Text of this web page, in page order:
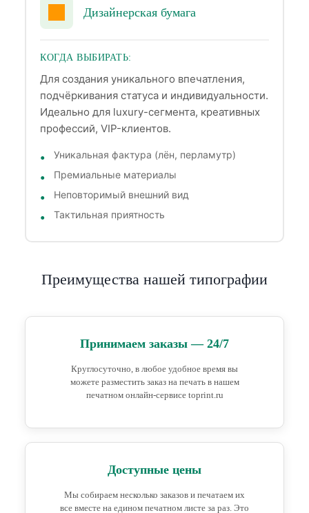
Дизайнерская бумага
КОГДА ВЫБИРАТЬ:
Для создания уникального впечатления,
подчёркивания статуса и индивидуальности.
Идеально для luxury-сегмента, креативных
профессий, VIP-клиентов.
Уникальная фактура (лён, перламутр)
Премиальные материалы
Неповторимый внешний вид
Тактильная приятность
Преимущества нашей типографии
Принимаем заказы — 24/7
Круглосуточно, в любое удобное время вы
можете разместить заказ на печать в нашем
печатном онлайн-сервисе toprint.ru
Доступные цены
Мы собираем несколько заказов и печатаем их
все вместе на едином печатном листе за раз. Это